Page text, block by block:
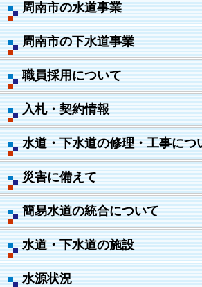
周南市の水道事業
周南市の下水道事業
職員採用について
入札・契約情報
水道・下水道の修理・工事につ
災害に備えて
簡易水道の統合について
水道・下水道の施設
水源状況